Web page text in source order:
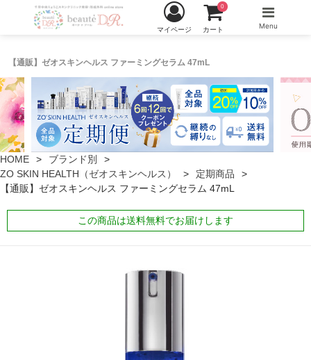
【通販】ゼオスキンヘルス ファーミングセラム 47mL
マイページ カート
0
Menu
HOME
ブランド別
ZO SKIN HEALTH（ゼオスキンヘルス）
定期商品
【通販】ゼオスキンヘルス ファーミングセラム 47mL
この商品は送料無料でお届けします